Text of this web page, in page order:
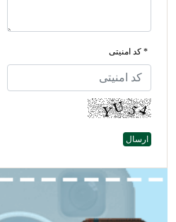
* کد امنیتی